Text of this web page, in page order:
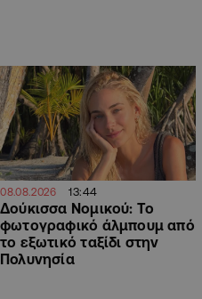
08.08.2026 13:44
Δούκισσα Νομικού: Το
φωτογραφικό άλμπουμ από
το εξωτικό ταξίδι στην
Πολυνησία